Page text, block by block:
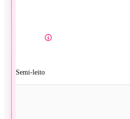
Semi-leito